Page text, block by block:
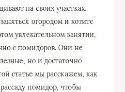
на своих участках.
огородом и хотите
увлекательном занятии,
с помидоров. Они не
но и достаточно
статье мы расскажем, как
помидор, чтобы